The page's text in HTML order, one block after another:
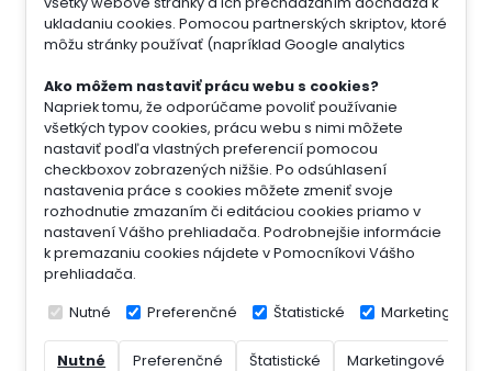
ukladaniu cookies. Pomocou partnerských skriptov, ktoré
môžu stránky používať (napríklad Google analytics
Ako môžem nastaviť prácu webu s cookies?
Napriek tomu, že odporúčame povoliť používanie
všetkých typov cookies, prácu webu s nimi môžete
nastaviť podľa vlastných preferencií pomocou
checkboxov zobrazených nižšie. Po odsúhlasení
nastavenia práce s cookies môžete zmeniť svoje
rozhodnutie zmazaním či editáciou cookies priamo v
nastavení Vášho prehliadača. Podrobnejšie informácie
k premazaniu cookies nájdete v Pomocníkovi Vášho
prehliadača.
Nutné Preferenčné Štatistické Marketingové
Nutné
Preferenčné
Štatistické
Marketingové